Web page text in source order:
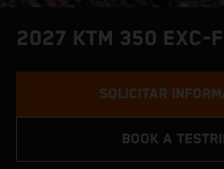
2027 KTM 350 EXC-F
SOLICITAR
BOOK A